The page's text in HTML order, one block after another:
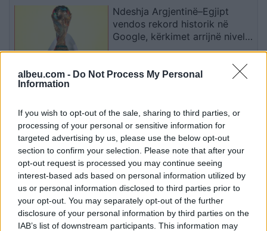
albeu.com - Do Not Process My Personal
Information
If you wish to opt-out of the sale, sharing to third parties, or
processing of your personal or sensitive information for
targeted advertising by us, please use the below opt-out
section to confirm your selection. Please note that after your
opt-out request is processed you may continue seeing
interest-based ads based on personal information utilized by
us or personal information disclosed to third parties prior to
your opt-out. You may separately opt-out of the further
disclosure of your personal information by third parties on the
IAB’s list of downstream participants. This information may
Ndeshja Argjentinë–Egjipt
vendos rekord historik në
Google, kërkimet arrijnë nivele
të papara
Kina zbulon robotë humanoidë
shoqëri afatgjatë